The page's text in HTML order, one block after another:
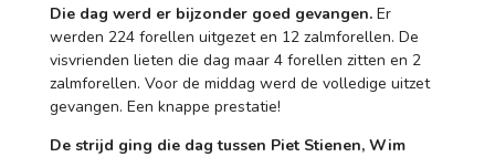
Die dag werd er bijzonder goed gevangen.Er
werden 224 forellen uitgezet en 12 zalmforellen. De
visvrienden lieten die dag maar 4 forellen zitten en 2
zalmforellen. Voor de middag werd de volledige uitzet
gevangen. Een knappe prestatie!
De strijd ging die dag tussen Piet Stienen, Wim